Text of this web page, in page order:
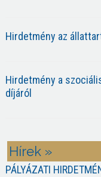
Hirdetmény az
Hirdetmény a
díjáról
Hírek »
PÁLYÁZATI